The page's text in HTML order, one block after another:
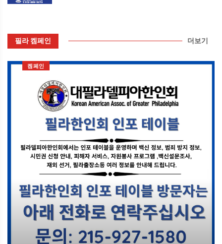
필라 켐페인 더보기
켐페인